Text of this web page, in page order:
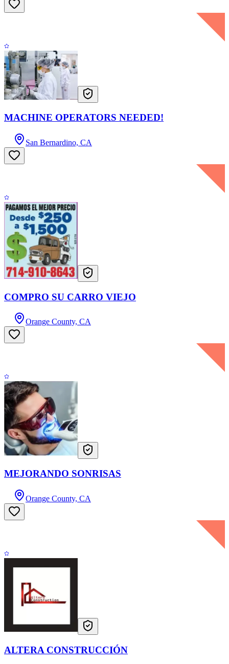
MACHINE OPERATORS NEEDED!
San Bernardino, CA
COMPRO SU CARRO VIEJO
Orange County, CA
MEJORANDO SONRISAS
Orange County, CA
ALTERA CONSTRUCCIÓN